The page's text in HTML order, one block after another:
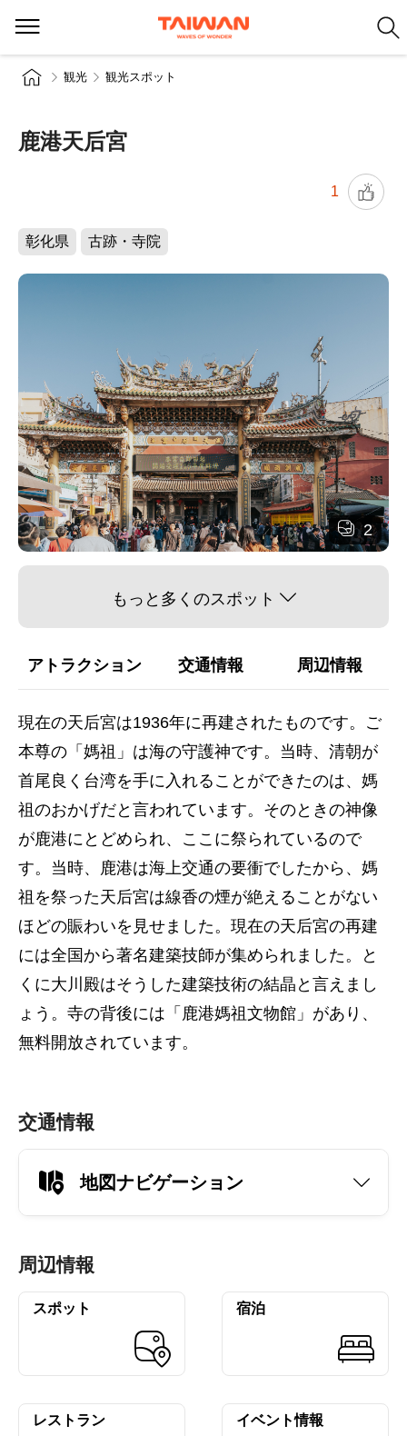
観光 観光スポット
鹿港天后宮
1
彰化県 古跡・寺院
2
もっと多くのスポット
アトラクション 交通情報 周辺情報
現在の天后宮は1936年に再建されたものです。ご
本尊の「媽祖」は海の守護神です。当時、清朝が
首尾良く台湾を手に入れることができたのは、媽
祖のおかげだと言われています。そのときの神像
が鹿港にとどめられ、ここに祭られているので
す。当時、鹿港は海上交通の要衝でしたから、媽
祖を祭った天后宮は線香の煙が絶えることがない
ほどの賑わいを見せました。現在の天后宮の再建
には全国から著名建築技師が集められました。と
くに大川殿はそうした建築技術の結晶と言えまし
ょう。寺の背後には「鹿港媽祖文物館」があり、
無料開放されています。
交通情報
地図ナビゲーション
周辺情報
スポット 宿泊
レストラン イベント情報